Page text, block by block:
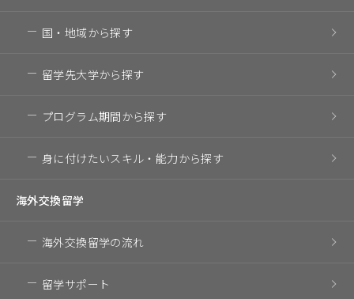
国・地域から探す
留学先大学から探す
プログラム期間から探す
身に付けたいスキル・ 能力から探す
海外交換留学
海外交換留学の流れ
留学サポート